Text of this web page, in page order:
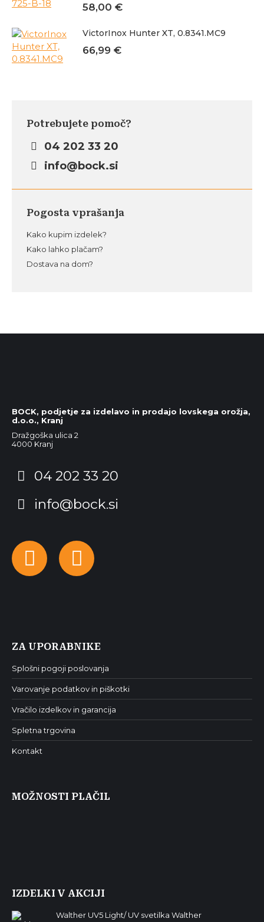
58,00 €
VictorInox Hunter XT, 0.8341.MC9
66,99 €
Potrebujete pomoč?
04 202 33 20
info@bock.si
Pogosta vprašanja
Kako kupim izdelek?
Kako lahko plačam?
Dostava na dom?
BOCK, podjetje za izdelavo in prodajo lovskega orožja,
d.o.o., Kranj
Dražgoška ulica 2
4000 Kranj
04 202 33 20
info@bock.si
FacebookInstagram
ZA UPORABNIKE
Splošni pogoji poslovanja
Varovanje podatkov in piškotki
Vračilo izdelkov in garancija
Spletna trgovina
Kontakt
MOŽNOSTI PLAČIL
IZDELKI V AKCIJI
Walther UV5 Light/ UV svetilka Walther